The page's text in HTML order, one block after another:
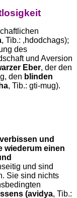
, Tib.: ,hdodchags);
des
und Aversion
Eber, der den
den blinden
, Tib.: gti-mug).
und
wiederum einen
und sind
Sie sind nichts
(avidya, Tib.: